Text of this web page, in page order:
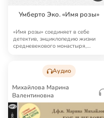
Умберто Эко. «Имя розы»
«Имя розы» соединяет в себе
детектив, энциклопедию жизни
средневекового монастыря,
Аудио
Михайлова Марина
Валентиновна